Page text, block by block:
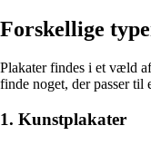
Forskellige
Plakater findes i et væld
finde noget, der passer til
1. Kunstplakater